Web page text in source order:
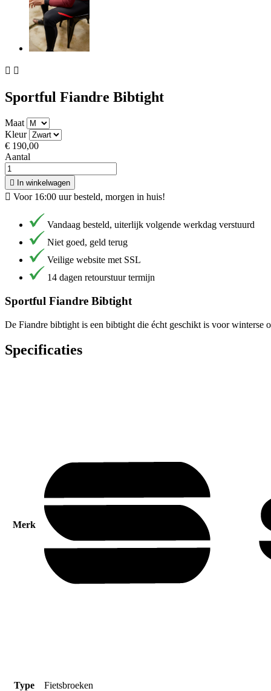
 
Sportful Fiandre Bibtight
Maat
Kleur
€ 190,00
Aantal
 In winkelwagen
 Voor 16:00 uur besteld, morgen in huis!
Vandaag besteld, uiterlijk volgende werkdag verstuurd
Niet goed, geld terug
Veilige website met SSL
14 dagen retourstuur termijn
Sportful Fiandre Bibtight
De Fiandre bibtight is een bibtight die écht geschikt is voor winterse
Specificaties
Merk
Type Fietsbroeken